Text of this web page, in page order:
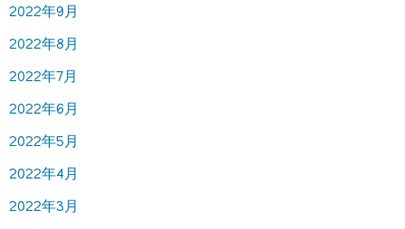
2022年9月
2022年8月
2022年7月
2022年6月
2022年5月
2022年4月
2022年3月